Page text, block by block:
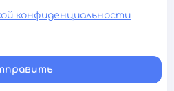
конфиденциальности